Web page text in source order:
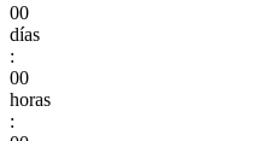
00
días
:
00
horas
: